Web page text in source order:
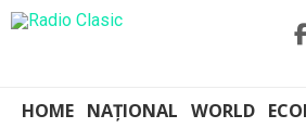
HOME NAȚIONAL WORLD